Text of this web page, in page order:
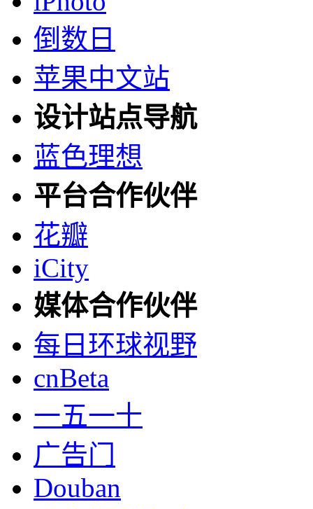
倒数日
苹果中文站
设计站点导航
蓝色理想
平台合作伙伴
花瓣
iCity
媒体合作伙伴
每日环球视野
cnBeta
一五一十
广告门
Douban